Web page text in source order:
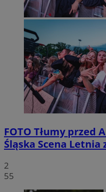
FOTO Tłumy przed
Śląska Scena
2
55